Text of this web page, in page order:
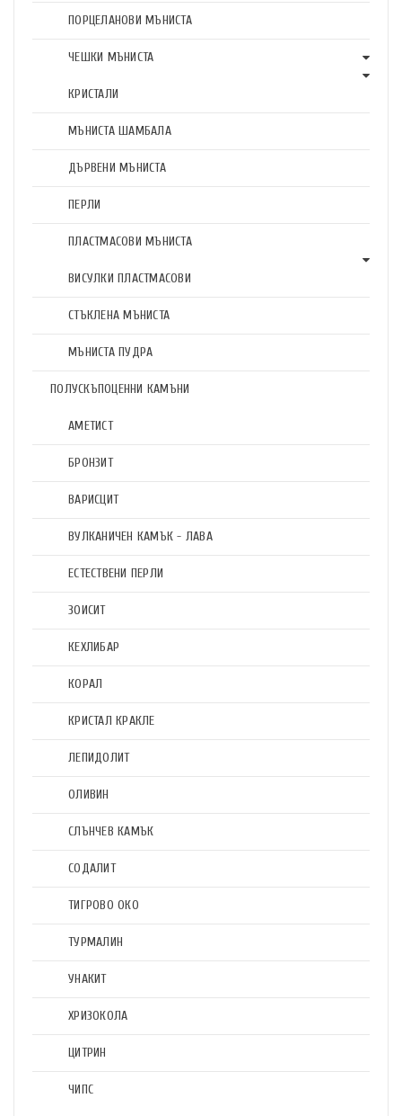
ПОРЦЕЛАНОВИ МЪНИСТА
ЧЕШКИ МЪНИСТА
КРИСТАЛИ
МЪНИСТА ШАМБАЛА
ДЪРВЕНИ МЪНИСТА
ПЕРЛИ
ПЛАСТМАСОВИ МЪНИСТА
ВИСУЛКИ ПЛАСТМАСОВИ
СТЪКЛЕНА МЪНИСТА
МЪНИСТА ПУДРА
ПОЛУСКЪПОЦЕННИ КАМЪНИ
АМЕТИСТ
БРОНЗИТ
ВАРИСЦИТ
ВУЛКАНИЧЕН КАМЪК - ЛАВА
ЕСТЕСТВЕНИ ПЕРЛИ
ЗОИСИТ
КЕХЛИБАР
КОРАЛ
КРИСТАЛ КРАКЛЕ
ЛЕПИДОЛИТ
ОЛИВИН
СЛЪНЧЕВ КАМЪК
СОДАЛИТ
ТИГРОВО ОКО
ТУРМАЛИН
УНАКИТ
ХРИЗОКОЛА
ЦИТРИН
ЧИПС